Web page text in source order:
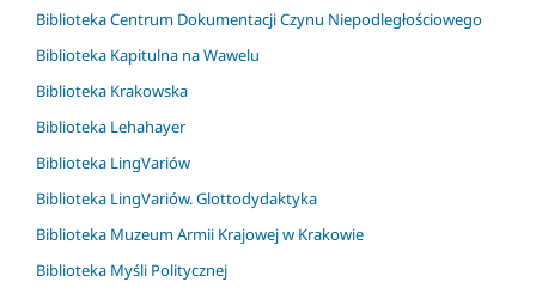
Biblioteka Centrum Dokumentacji Czynu Niepodległościowego
Biblioteka Kapitulna na Wawelu
Biblioteka Krakowska
Biblioteka Lehahayer
Biblioteka LingVariów
Biblioteka LingVariów. Glottodydaktyka
Biblioteka Muzeum Armii Krajowej w Krakowie
Biblioteka Myśli Politycznej